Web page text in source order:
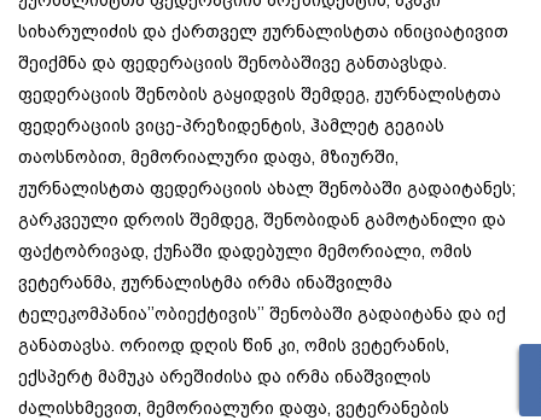
სიხარულიძის და ქართველ ჟურნალისტთა ინიციატივით
შეიქმნა და ფედერაციის შენობაშივე განთავსდა.
ფედერაციის შენობის გაყიდვის შემდეგ, ჟურნალისტთა
ფედერაციის ვიცე-პრეზიდენტის, ჰამლეტ გეგიას
თაოსნობით, მემორიალური დაფა, მზიურში,
ჟურნალისტთა ფედერაციის ახალ შენობაში გადაიტანეს;
გარკვეული დროის შემდეგ, შენობიდან გამოტანილი და
ფაქტობრივად, ქუჩაში დადებული მემორიალი, ომის
ვეტერანმა, ჟურნალისტმა ირმა ინაშვილმა
ტელეკომპანია’’ობიექტივის’’ შენობაში გადაიტანა და იქ
განათავსა. ორიოდ დღის წინ კი, ომის ვეტერანის,
ექსპერტ მამუკა არეშიძისა და ირმა ინაშვილის
ძალისხმევით, მემორიალური დაფა, ვეტერანების